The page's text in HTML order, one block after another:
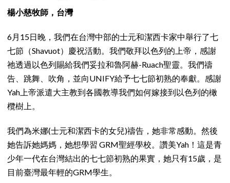
楊小慈牧師，台灣
6月15日晚，我們在台灣中部的士元和潔西卡家中舉行了七
七節（Shavuot）慶祝活動。我們敬拜以色列的上帝，感謝
祂透過以色列賜給我們妥拉和魯阿赫-Ruach聖靈。我們禱
告、跳舞、吹角，並向UNIFY給予七七節初熟的奉獻。感謝
Yah上帝派遣大主教到各國教導我們如何嫁接到以色列的橄
欖樹上。
我們為米娜(士元和潔西卡的女兒)禱告，她非常感動。然後
她告訴她媽媽，她想學習 GRM聖經學校。讚美Yah！這是青
少年一代在台灣結出的七七節初熟的果實，她只有15歲，是
目前臺灣最年輕的GRM學生。